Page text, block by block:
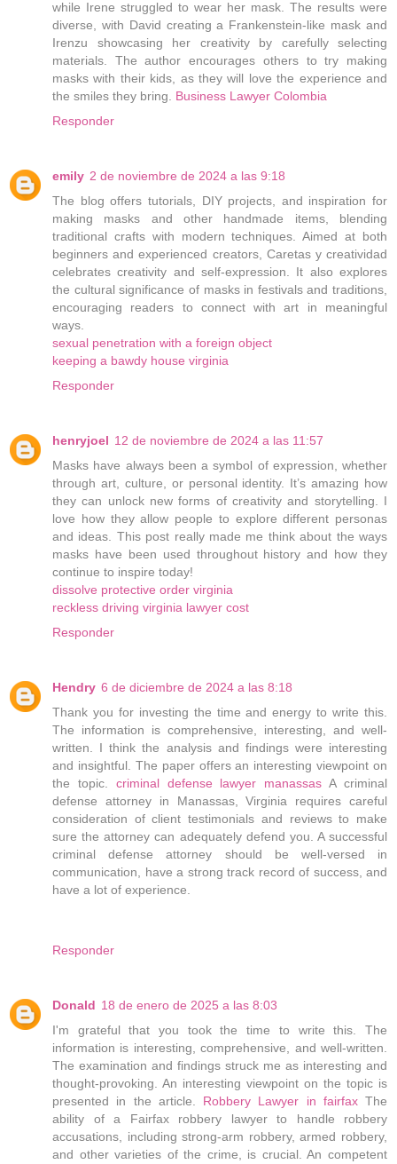
while Irene struggled to wear her mask. The results were
diverse, with David creating a Frankenstein-like mask and
Irenzu showcasing her creativity by carefully selecting
materials. The author encourages others to try making
masks with their kids, as they will love the experience and
the smiles they bring. Business Lawyer Colombia
Responder
emily 2 de noviembre de 2024 a las 9:18
The blog offers tutorials, DIY projects, and inspiration for
making masks and other handmade items, blending
traditional crafts with modern techniques. Aimed at both
beginners and experienced creators, Caretas y creatividad
celebrates creativity and self-expression. It also explores
the cultural significance of masks in festivals and traditions,
encouraging readers to connect with art in meaningful
ways.
sexual penetration with a foreign object
keeping a bawdy house virginia
Responder
henryjoel 12 de noviembre de 2024 a las 11:57
Masks have always been a symbol of expression, whether
through art, culture, or personal identity. It’s amazing how
they can unlock new forms of creativity and storytelling. I
love how they allow people to explore different personas
and ideas. This post really made me think about the ways
masks have been used throughout history and how they
continue to inspire today!
dissolve protective order virginia
reckless driving virginia lawyer cost
Responder
Hendry 6 de diciembre de 2024 a las 8:18
Thank you for investing the time and energy to write this.
The information is comprehensive, interesting, and well-
written. I think the analysis and findings were interesting
and insightful. The paper offers an interesting viewpoint on
the topic. criminal defense lawyer manassas A criminal
defense attorney in Manassas, Virginia requires careful
consideration of client testimonials and reviews to make
sure the attorney can adequately defend you. A successful
criminal defense attorney should be well-versed in
communication, have a strong track record of success, and
have a lot of experience.
Responder
Donald 18 de enero de 2025 a las 8:03
I'm grateful that you took the time to write this. The
information is interesting, comprehensive, and well-written.
The examination and findings struck me as interesting and
thought-provoking. An interesting viewpoint on the topic is
presented in the article. Robbery Lawyer in fairfaxThe
ability of a Fairfax robbery lawyer to handle robbery
accusations, including strong-arm robbery, armed robbery,
and other varieties of the crime, is crucial. An competent